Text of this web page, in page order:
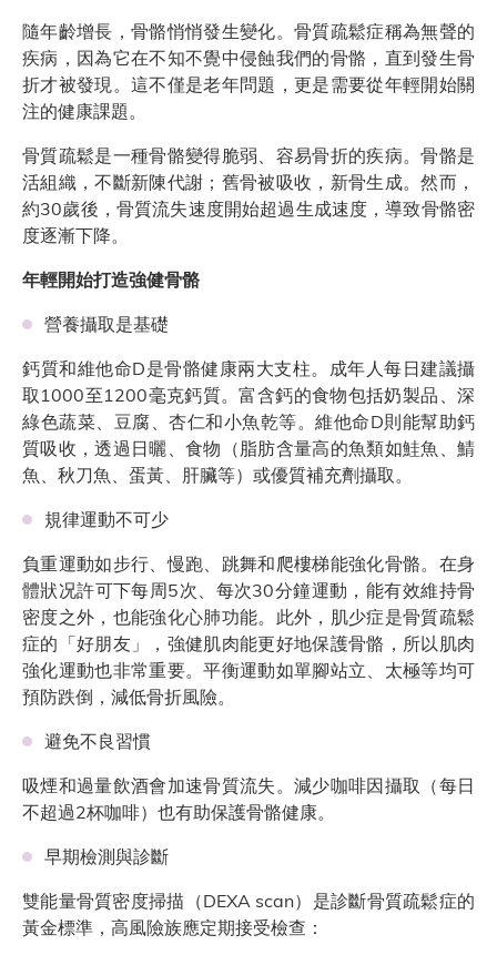
隨年齡增長，骨骼悄悄發生變化。骨質疏鬆症稱為無聲的
疾病，因為它在不知不覺中侵蝕我們的骨骼，直到發生骨
折才被發現。這不僅是老年問題，更是需要從年輕開始關
注的健康課題。
骨質疏鬆是一種骨骼變得脆弱、容易骨折的疾病。骨骼是
活組織，不斷新陳代謝；舊骨被吸收，新骨生成。然而，
約30歲後，骨質流失速度開始超過生成速度，導致骨骼密
度逐漸下降。
年輕開始打造強健骨骼
營養攝取是基礎
鈣質和維他命D是骨骼健康兩大支柱。成年人每日建議攝
取1000至1200毫克鈣質。富含鈣的食物包括奶製品、深
綠色蔬菜、豆腐、杏仁和小魚乾等。維他命D則能幫助鈣
質吸收，透過日曬、食物（脂肪含量高的魚類如鮭魚、鯖
魚、秋刀魚、蛋黃、肝臟等）或優質補充劑攝取。
規律運動不可少
負重運動如步行、慢跑、跳舞和爬樓梯能強化骨骼。在身
體狀况許可下每周5次、每次30分鐘運動，能有效維持骨
密度之外，也能強化心肺功能。此外，肌少症是骨質疏鬆
症的「好朋友」，強健肌肉能更好地保護骨骼，所以肌肉
強化運動也非常重要。平衡運動如單腳站立、太極等均可
預防跌倒，減低骨折風險。
避免不良習慣
吸煙和過量飲酒會加速骨質流失。減少咖啡因攝取（每日
不超過2杯咖啡）也有助保護骨骼健康。
早期檢測與診斷
雙能量骨質密度掃描（DEXA scan）是診斷骨質疏鬆症的
黃金標準，高風險族應定期接受檢查：